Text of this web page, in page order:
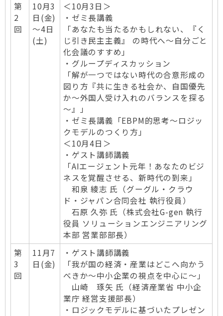
第
2
回
10月3
日(金)
～4日
(土)
＜10月3日＞
・ゼミ長講義
「あなたも当たるかもしれない、『く
じ引き民主主義』 の時代へ～自分ごと
化会議のすすめ」
・グループディスカッション
「解が一つではない時代の合意形成の
図り方『共に生きる社会か、自国優先
か～外国人受け入れのバランスを探る
～』」
・ゼミ長講義「EBPM的思考～ロジッ
クモデルのつくり方」
＜10月4日＞
・ゲスト講師講義
「AIエージェント元年！あなたのビジ
ネスを覚醒させる、新時代の到来」
和泉 綾志 氏（グーグル・クラウ
ド・ジャパン合同会社 執行役員）
石原 久弥 氏（株式会社G-gen 執行
役員 ソリューションエンジニアリング
本部 営業部部長）
第
3
回
11月7
日(金)
・ゲスト講師講義
「我が国の経済・産業はどこへ向かう
べきか～中小企業の視点を中心に～」
山崎 琢矢 氏（経済産業省 中小企
業庁 経営支援部長）
・ロジックモデルに基づいたプレゼン